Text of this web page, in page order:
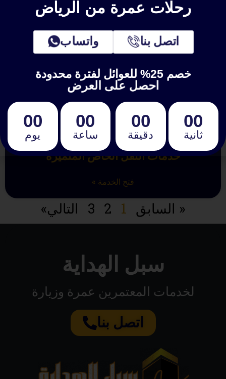
خدمات النقل الخاص المتميزة
فتح الخدمة »
« السابق 1
2
3 التالي»
سبل الهداية
لخدمات المعتمرين عمرة وزيارة
اتصل بنا
رحلات عمرة من الرياض
اتصل بنا واتساب
خصم 25% للعوائل لفترة محدودة
احصل على العرض
00
يوم
00
ساعة
00
دقيقة
00
ثانية